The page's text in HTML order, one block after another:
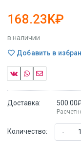
168.23K₽
в наличии
Добавить в
Доставка:
Количество: -